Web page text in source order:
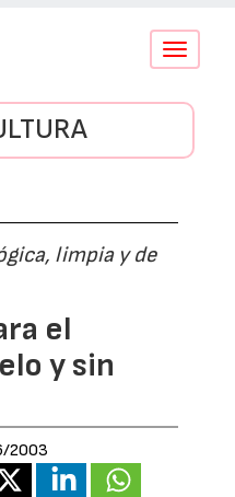
Conmutar
limpia y de
el
y sin
2003